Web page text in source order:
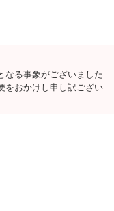
なる事象がございました
をおかけし申し訳ござい